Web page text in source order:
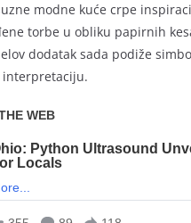
modne kuće crpe
torbe u obliku papirnih
dodatak sada podiže